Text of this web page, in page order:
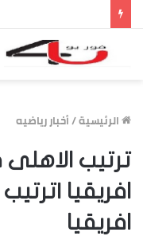
الرئيسية/أخبار رياضيه
ترتيب
افريقيا
افريقيا